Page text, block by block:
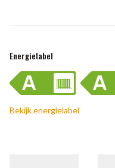
Energielabel
Bekijk energielabel